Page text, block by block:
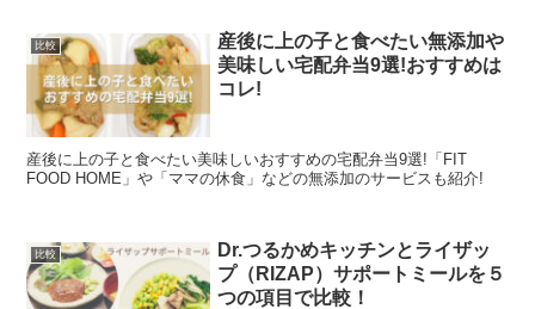
比較
産後に上の子と食べたい無添加や
美味しい宅配弁当9選!おすすめは
コレ!
産後に上の子と食べたい美味しいおすすめの宅配弁当9選!「FIT
FOOD HOME」や「ママの休食」などの無添加のサービスも紹介!
比較
Dr.つるかめキッチンとライザッ
プ（RIZAP）サポートミールを５
つの項目で比較！